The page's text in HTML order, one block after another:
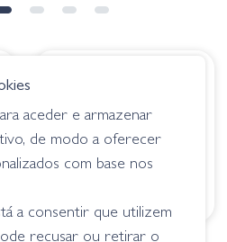
MOONSAULT CB 50
Purple Neon
shallow crankbait (0 -
aceder e armazenar
de modo a oferecer
com base nos
a consentir que utilizem
recusar ou retirar o